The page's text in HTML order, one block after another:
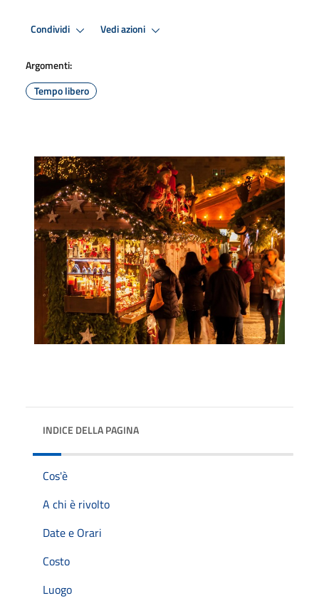
Condividi Vedi azioni
Argomenti:
Tempo libero
INDICE DELLA PAGINA
Cos'è
A chi è rivolto
Date e Orari
Costo
Luogo